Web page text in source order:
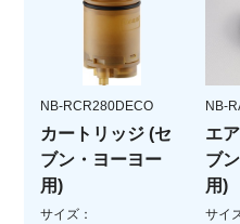
NB-RCR280DECO
カートリッジ (セ
ブン・ヨーヨー
用)
サイズ：
NB-
エ
ブ
用)
サイ